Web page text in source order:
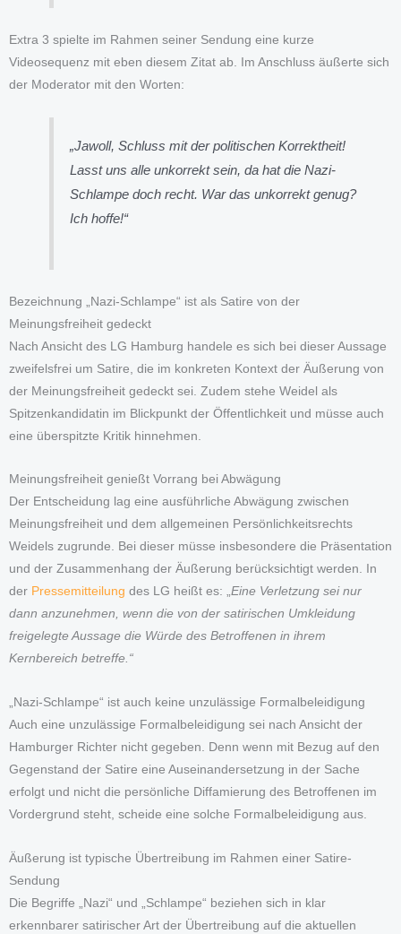
Extra 3 spielte im Rahmen seiner Sendung eine kurze
Videosequenz mit eben diesem Zitat ab. Im Anschluss äußerte sich
der Moderator mit den Worten:
„Jawoll, Schluss mit der politischen Korrektheit!
Lasst uns alle unkorrekt sein, da hat die Nazi-
Schlampe doch recht. War das unkorrekt genug?
Ich hoffe!“
Bezeichnung „Nazi-Schlampe“ ist als Satire von der
Meinungsfreiheit gedeckt
Nach Ansicht des LG Hamburg handele es sich bei dieser Aussage
zweifelsfrei um Satire, die im konkreten Kontext der Äußerung von
der Meinungsfreiheit gedeckt sei. Zudem stehe Weidel als
Spitzenkandidatin im Blickpunkt der Öffentlichkeit und müsse auch
eine überspitzte Kritik hinnehmen.
Meinungsfreiheit genießt Vorrang bei Abwägung
Der Entscheidung lag eine ausführliche Abwägung zwischen
Meinungsfreiheit und dem allgemeinen Persönlichkeitsrechts
Weidels zugrunde. Bei dieser müsse insbesondere die Präsentation
und der Zusammenhang der Äußerung berücksichtigt werden. In
der Pressemitteilung des LG heißt es: „Eine Verletzung sei nur
dann anzunehmen, wenn die von der satirischen Umkleidung
freigelegte Aussage die Würde des Betroffenen in ihrem
Kernbereich betreffe.“
„Nazi-Schlampe“ ist auch keine unzulässige Formalbeleidigung
Auch eine unzulässige Formalbeleidigung sei nach Ansicht der
Hamburger Richter nicht gegeben. Denn wenn mit Bezug auf den
Gegenstand der Satire eine Auseinandersetzung in der Sache
erfolgt und nicht die persönliche Diffamierung des Betroffenen im
Vordergrund steht, scheide eine solche Formalbeleidigung aus.
Äußerung ist typische Übertreibung im Rahmen einer Satire-
Sendung
Die Begriffe „Nazi“ und „Schlampe“ beziehen sich in klar
erkennbarer satirischer Art der Übertreibung auf die aktuellen